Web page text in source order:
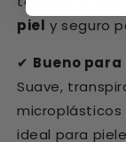
piel y seguro
✔ Bueno para
Suave,
microplásticos
ideal para